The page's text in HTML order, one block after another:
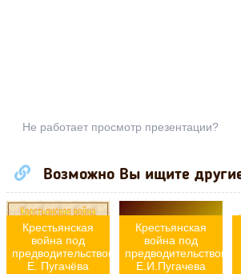
Не работает просмотр презентации?
Возможно Вы ищите
Крестьянская
война под
предводительством
Е. Пугачёва
Крестьянская
война под
предводительством
Е.И.Пугачева